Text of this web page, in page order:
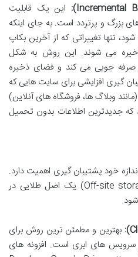
این یک قابلیت
بزرگ و پرتردد است. به جای اینکه
تنها تغییراتی که از آخرین بکاپ
ذخیره می شوند. این روش به شکل
صرفه جویی می کند و فضای ذخیره
گیری افزایشی برای سایت هایی که
وبلاگ ها، فروشگاه های آنلاین)
جدیدترین اطلاعات بدون تحمیل
خود پشتیبان گیری اهمیت دارد.
ذخیره سازی خارج از سایت (Off-site storage) یک اصل طلایی در
بهترین و مطمئن ترین روش برای
سرویس های ابری است. افزونه های